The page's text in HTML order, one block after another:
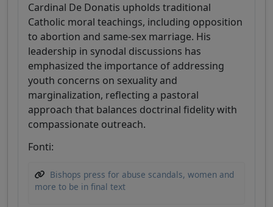
Cardinal De Donatis upholds traditional
Catholic moral teachings, including opposition
to abortion and same-sex marriage. His
leadership in synodal discussions has
emphasized the importance of addressing
youth concerns on sexuality and
marginalization, reflecting a pastoral
approach that balances doctrinal fidelity with
compassionate outreach.
Fonti:
Bishops press for abuse scandals, women and
more to be in final text